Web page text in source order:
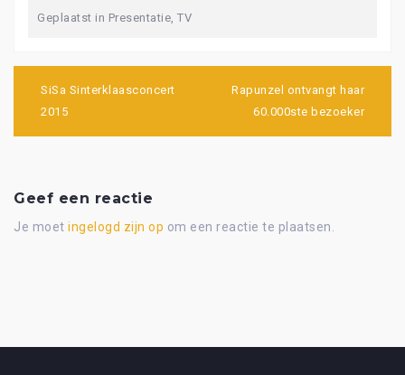
Geplaatst in Presentatie, TV
navigatie
SiSa Sinterklaasconcert
2015
Rapunzel ontvangt haar
60.000ste bezoeker
Geef een reactie
Je moet ingelogd zijn op om een reactie te plaatsen.